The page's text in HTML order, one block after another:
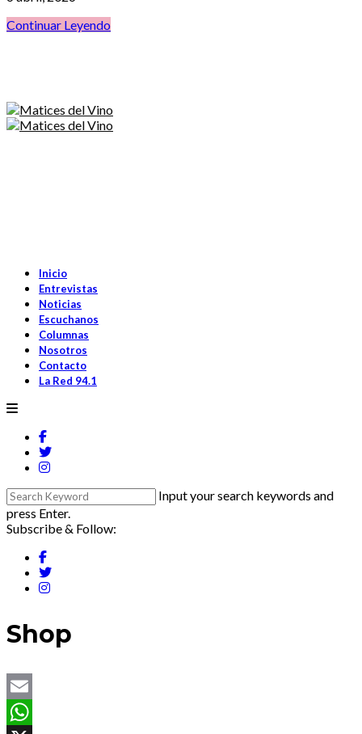
Continuar Leyendo
Inicio
Entrevistas
Noticias
Escuchanos
Columnas
Nosotros
Contacto
La Red 94.1
Input your search keywords and
press Enter.
Subscribe & Follow:
Shop
Email